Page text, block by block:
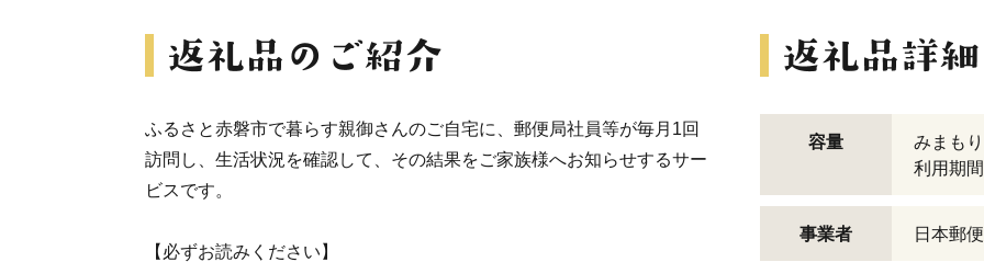
ふるさと赤磐市で暮らす親御さんのご自宅に、郵便局社員等が毎月1回
訪問し、生活状況を確認して、その結果をご家族様へお知らせするサー
ビスです。
【必ずお読みください】
容量
みまも
利用期
事業者 日本郵